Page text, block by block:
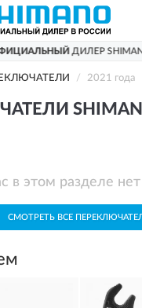
ДИЛЕР SHIMANO
2021 года
в этом разделе нет
СМОТРЕТЬ ВСЕ